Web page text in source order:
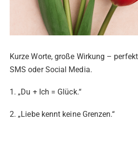
Kurze Worte, große Wirkung –
SMS oder Social Media.
1. „Du + Ich = Glück.“
2. „Liebe kennt keine Grenzen.“